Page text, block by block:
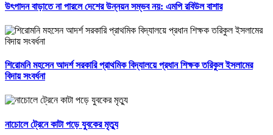
উৎপাদন বাড়াতে না পারলে দেশের উন্নয়ন সম্ভব নয়: এমপি রবিউল বাশার
শিরোমনি মহসেন আদর্শ সরকারি প্রাথমিক বিদ্যালয়ে প্রধান শিক্ষক তরিকুল ইসলামের
বিদায় সংবর্ধনা
নাচোলে ট্রেনে কাটা পড়ে যুবকের মৃত্যু